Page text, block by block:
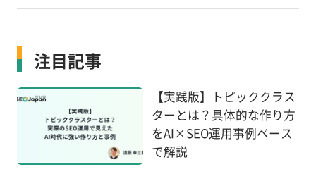
注目記事
【実践版】トピッククラス
ターとは？具体的な作り方
をAI×SEO運用事例ベース
で解説